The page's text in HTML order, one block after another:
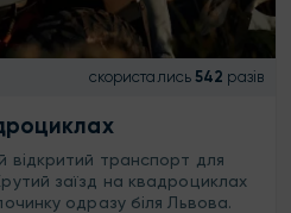
скористались 542 разів
відкритий транспорт для
заїзд на квадроциклах
одразу біля Львова.